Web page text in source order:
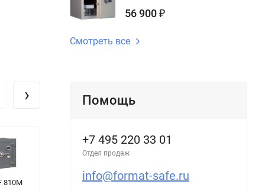
810M
Оружейный
Сейф Muller
›
56 900 ₽
Смотреть все
Помощь
+7 495 220 33 01
Отдел продаж
info@format-safe.ru